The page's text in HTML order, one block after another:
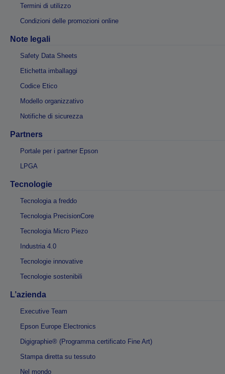
Termini di utilizzo
Condizioni delle promozioni online
Note legali
Safety Data Sheets
Etichetta imballaggi
Codice Etico
Modello organizzativo
Notifiche di sicurezza
Partners
Portale per i partner Epson
LPGA
Tecnologie
Tecnologia a freddo
Tecnologia PrecisionCore
Tecnologia Micro Piezo
Industria 4.0
Tecnologie innovative
Tecnologie sostenibili
L’azienda
Executive Team
Epson Europe Electronics
Digigraphie® (Programma certificato Fine Art)
Stampa diretta su tessuto
Nel mondo